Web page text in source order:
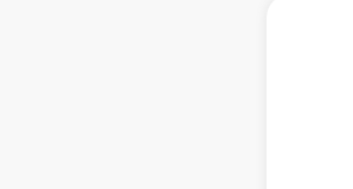
Прошивка
Ремонт платы